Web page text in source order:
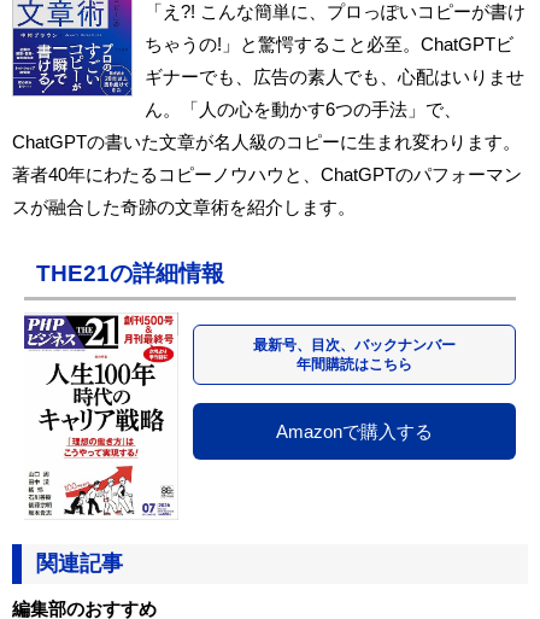
「え?! こんな簡単に、プロっぽいコピーが書け
ちゃうの!」と驚愕すること必至。ChatGPTビ
ギナーでも、広告の素人でも、心配はいりませ
ん。「人の心を動かす6つの手法」で、
ChatGPTの書いた文章が名人級のコピーに生まれ変わります。
著者40年にわたるコピーノウハウと、ChatGPTのパフォーマン
スが融合した奇跡の文章術を紹介します。
THE21の詳細情報
最新号、目次、バックナンバー
年間購読はこちら
Amazonで購入する
関連記事
編集部のおすすめ